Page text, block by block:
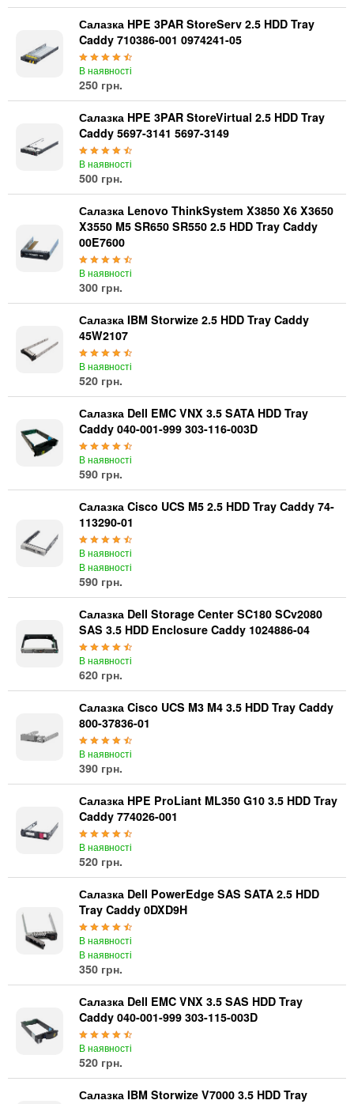
Салазка HPE 3PAR StoreServ 2.5 HDD Tray
Caddy 710386-001 0974241-05
В наявності
250 грн.
Салазка HPE 3PAR StoreVirtual 2.5 HDD Tray
Caddy 5697-3141 5697-3149
В наявності
500 грн.
Салазка Lenovo ThinkSystem X3850 X6 X3650
X3550 M5 SR650 SR550 2.5 HDD Tray Caddy
00E7600
В наявності
300 грн.
Салазка IBM Storwize 2.5 HDD Tray Caddy
45W2107
В наявності
520 грн.
Салазка Dell EMC VNX 3.5 SATA HDD Tray
Caddy 040-001-999 303-116-003D
В наявності
590 грн.
Салазка Cisco UCS M5 2.5 HDD Tray Caddy 74-
113290-01
В наявності
В наявності
590 грн.
Салазка Dell Storage Center SC180 SCv2080
SAS 3.5 HDD Enclosure Caddy 1024886-04
В наявності
620 грн.
Салазка Cisco UCS M3 M4 3.5 HDD Tray Caddy
800-37836-01
В наявності
390 грн.
Салазка HPE ProLiant ML350 G10 3.5 HDD Tray
Caddy 774026-001
В наявності
520 грн.
Салазка Dell PowerEdge SAS SATA 2.5 HDD
Tray Caddy 0DXD9H
В наявності
В наявності
350 грн.
Салазка Dell EMC VNX 3.5 SAS HDD Tray
Caddy 040-001-999 303-115-003D
В наявності
520 грн.
Салазка IBM Storwize V7000 3.5 HDD Tray